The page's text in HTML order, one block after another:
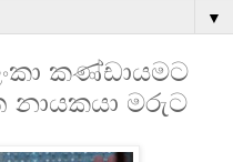
▼
කණ්ඩායමට
නායකයා මරුට